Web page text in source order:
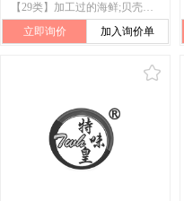
【29类】加工过的海鲜;贝壳类动物(非活)
立即询价
加入询价单